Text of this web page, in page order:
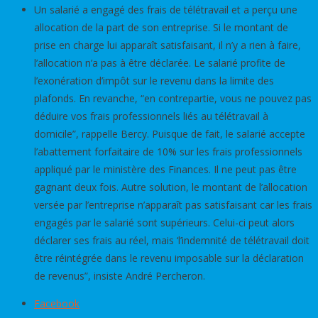
Un salarié a engagé des frais de télétravail et a perçu une
allocation de la part de son entreprise. Si le montant de
prise en charge lui apparaît satisfaisant, il n’y a rien à faire,
l’allocation n’a pas à être déclarée. Le salarié profite de
l’exonération d’impôt sur le revenu dans la limite des
plafonds. En revanche, “en contrepartie, vous ne pouvez pas
déduire vos frais professionnels liés au télétravail à
domicile”, rappelle Bercy. Puisque de fait, le salarié accepte
l’abattement forfaitaire de 10% sur les frais professionnels
appliqué par le ministère des Finances. Il ne peut pas être
gagnant deux fois. Autre solution, le montant de l’allocation
versée par l’entreprise n’apparaît pas satisfaisant car les frais
engagés par le salarié sont supérieurs. Celui-ci peut alors
déclarer ses frais au réel, mais ‘l’indemnité de télétravail doit
être réintégrée dans le revenu imposable sur la déclaration
de revenus”, insiste André Percheron.
Facebook